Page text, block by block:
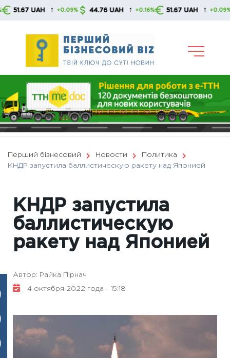
Skip
UAH ↑ +0.09% 44.76 UAH ↑ +0.16% 51.67 UAH ↑ +0.09%
Перший бізнесовий Новости
Политика
КНДР запустила баллистическую ракету над Японией
КНДР запустила
баллистическую
ракету над Японией
Автор: Райка Пірнач
4 октября 2022 года - 15:18